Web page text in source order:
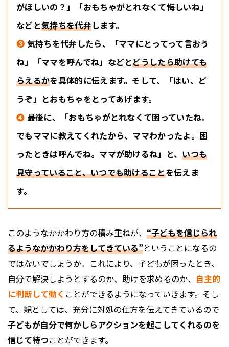
がほしいの？」「おもちゃがとれなくて悔しいね」
などと気持ちを代弁します。
❸ 気持ちを代弁したら、「ママにとってって言おう
ね」「ママを呼んでね」などとどうしたら助けても
らえるかを具体的に伝えます。そして、「はい、ど
うぞ」とおもちゃをとってあげます。
❹ 最後に、「おもちゃがとれなくて困っていたね。
でもママに教えてくれたから、ママわかったよ。困
ったときは呼んでね。ママが助けるね」と、いつも
見守っていること、いつでも助けることを伝えま
す。
このようなかかわり方の積み重ねが、 “子どもを信じられ
るようなかかわり方をしてきている”ということになるの
ではないでしょうか。これにより、子どもが困ったとき、
自分で解決しようとするのか、助けを求めるのか、 自主的
に判断して動く ことができるようになっていきます。そし
て、親としては、充分に対処の仕方を伝えてきているので
子どもが自分で何かしらアクションを起こしてくれるのを
信じて待つことができます。